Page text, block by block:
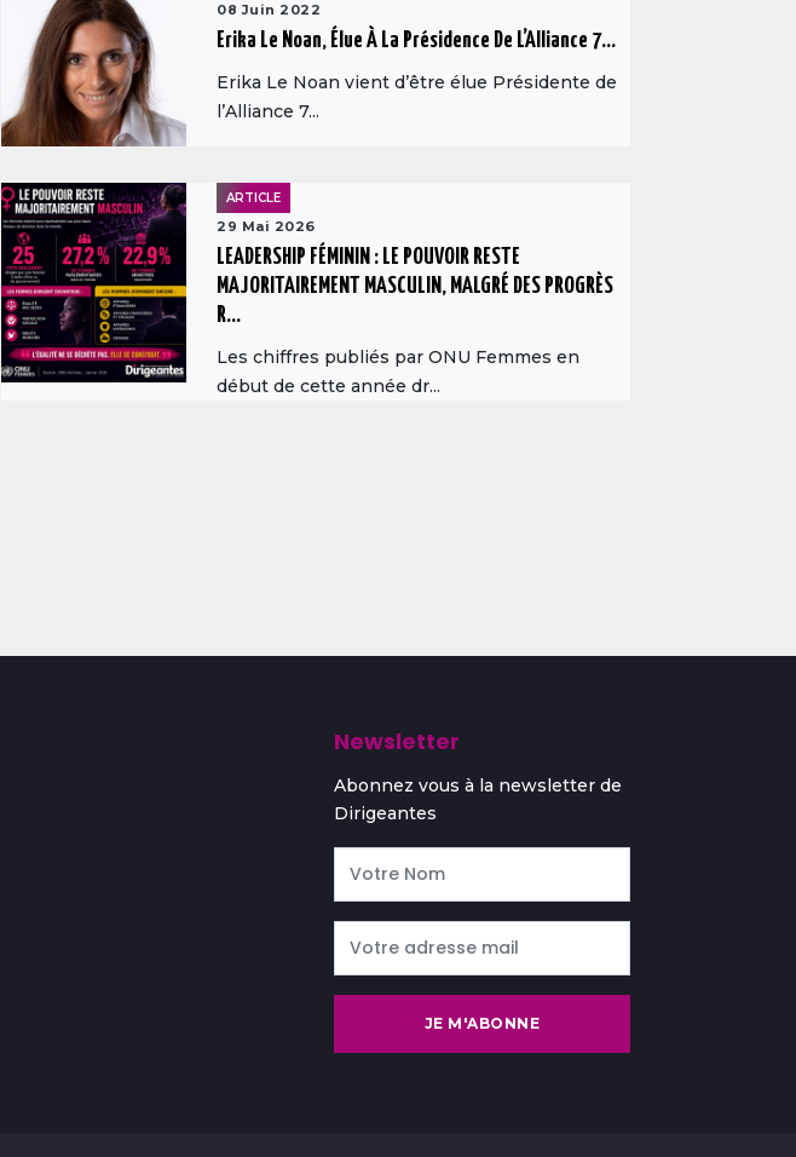
08 Juin 2022
Erika Le Noan, Élue À La Présidence De L’Alliance 7...
Erika Le Noan vient d’être élue Présidente de
l’Alliance 7...
ARTICLE
29 Mai 2026
LEADERSHIP FÉMININ : LE POUVOIR RESTE
MAJORITAIREMENT MASCULIN, MALGRÉ DES PROGRÈS
R...
Les chiffres publiés par ONU Femmes en
début de cette année dr...
Newsletter
Abonnez vous à la newsletter de
Dirigeantes
JE M'ABONNE